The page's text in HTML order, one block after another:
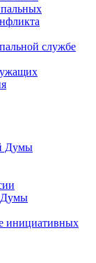
службе
Думы
Думы
инициативных